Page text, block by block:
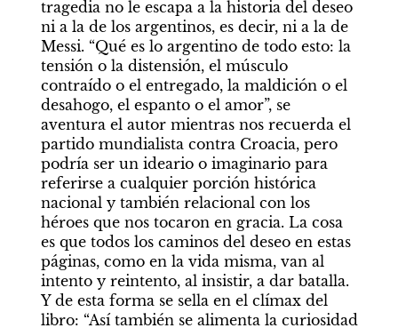
tragedia no le escapa a la historia del deseo
ni a la de los argentinos, es decir, ni a la de
Messi. “Qué es lo argentino de todo esto: la
tensión o la distensión, el músculo
contraído o el entregado, la maldición o el
desahogo, el espanto o el amor”, se
aventura el autor mientras nos recuerda el
partido mundialista contra Croacia, pero
podría ser un ideario o imaginario para
referirse a cualquier porción histórica
nacional y también relacional con los
héroes que nos tocaron en gracia. La cosa
es que todos los caminos del deseo en estas
páginas, como en la vida misma, van al
intento y reintento, al insistir, a dar batalla.
Y de esta forma se sella en el clímax del
libro: “Así también se alimenta la curiosidad